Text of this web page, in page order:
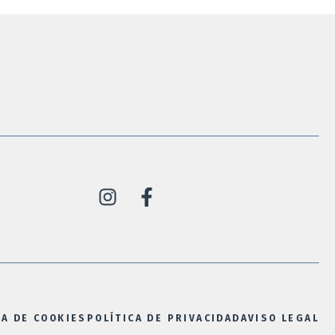
DE COOKIES POLÍTICA DE PRIVACIDAD AVISO LEGAL